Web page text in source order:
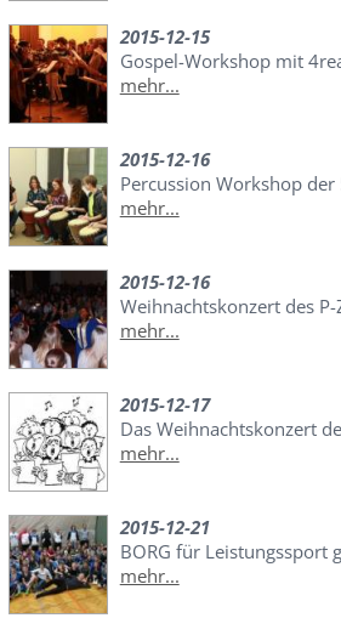
2015-12-15
Gospel-Workshop mit
mehr...
2015-12-16
Percussion Workshop der
mehr...
2015-12-16
Weihnachtskonzert des P-
mehr...
2015-12-17
Das Weihnachtskonzert
mehr...
2015-12-21
BORG für Leistungssport
mehr...